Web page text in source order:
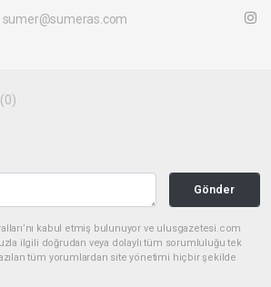
sumer@sumeras.com
(0)
Gönder
kabul etmiş bulunuyor ve ulusgazetesi.com
ilgili doğrudan veya dolaylı tüm sorumluluğu tek
tüm yorumlardan site yönetimi hiçbir şekilde